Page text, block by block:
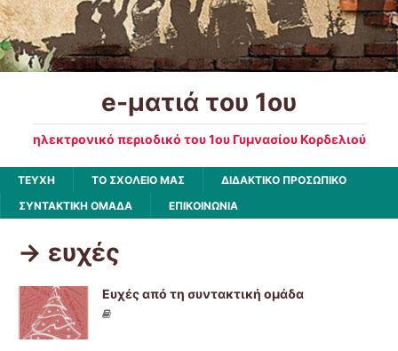
e-ματιά του 1ου
ηλεκτρονικό περιοδικό του 1ου Γυμνασίου Κορδελιού
ΤΕΥΧΗ ΤΟ ΣΧΟΛΕΙΟ ΜΑΣ
ΔΙΔΑΚΤΙΚΟ ΠΡΟΣΩΠΙΚΟ
ΣΥΝΤΑΚΤΙΚΗ ΟΜΑΔΑ
ΕΠΙΚΟΙΝΩΝΙΑ
-> ευχές
Ευχές από τη συντακτική ομάδα